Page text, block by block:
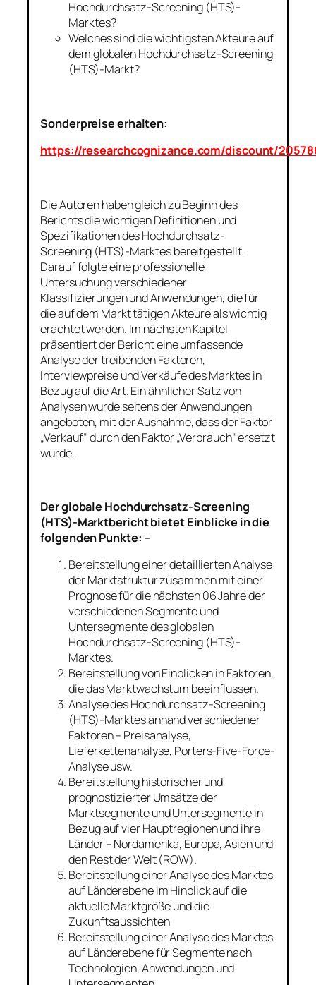
Hochdurchsatz-Screening (HTS)-
Marktes?
Welches sind die wichtigsten Akteure auf
dem globalen Hochdurchsatz-Screening
(HTS)-Markt?
Sonderpreise erhalten:
https://researchcognizance.com/discount/
Die Autoren haben gleich zu Beginn des
Berichts die wichtigen Definitionen und
Spezifikationen des Hochdurchsatz-
Screening (HTS)-Marktes bereitgestellt.
Darauf folgte eine professionelle
Untersuchung verschiedener
Klassifizierungen und Anwendungen, die für
die auf dem Markt tätigen Akteure als wichtig
erachtet werden. Im nächsten Kapitel
präsentiert der Bericht eine umfassende
Analyse der treibenden Faktoren,
Interviewpreise und Verkäufe des Marktes in
Bezug auf die Art. Ein ähnlicher Satz von
Analysen wurde seitens der Anwendungen
angeboten, mit der Ausnahme, dass der Faktor
„Verkauf“ durch den Faktor „Verbrauch“ ersetzt
wurde.
Der globale Hochdurchsatz-Screening
(HTS)-Marktbericht bietet Einblicke in die
folgenden Punkte: –
Bereitstellung einer detaillierten Analyse
der Marktstruktur zusammen mit einer
Prognose für die nächsten 06 Jahre der
verschiedenen Segmente und
Untersegmente des globalen
Hochdurchsatz-Screening (HTS)-
Marktes.
Bereitstellung von Einblicken in Faktoren,
die das Marktwachstum beeinflussen.
Analyse des Hochdurchsatz-Screening
(HTS)-Marktes anhand verschiedener
Faktoren – Preisanalyse,
Lieferkettenanalyse, Porters-Five-Force-
Analyse usw.
Bereitstellung historischer und
prognostizierter Umsätze der
Marktsegmente und Untersegmente in
Bezug auf vier Hauptregionen und ihre
Länder – Nordamerika, Europa, Asien und
den Rest der Welt (ROW).
Bereitstellung einer Analyse des Marktes
auf Länderebene im Hinblick auf die
aktuelle Marktgröße und die
Zukunftsaussichten
Bereitstellung einer Analyse des Marktes
auf Länderebene für Segmente nach
Technologien, Anwendungen und